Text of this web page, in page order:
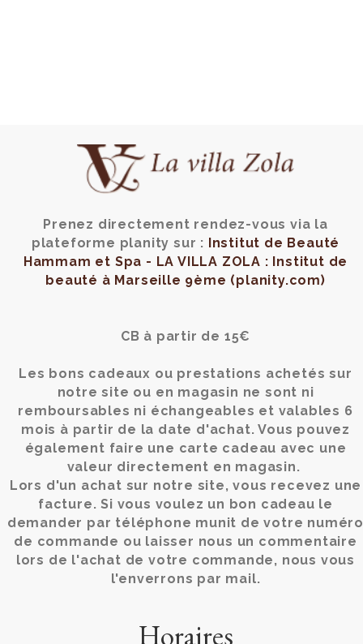
Prenez directement rendez-vous via la
plateforme planity sur :
Institut de Beauté
Hammam et Spa - LA VILLA ZOLA : Institut de
beauté à Marseille 9ème (planity.com)
CB à partir de 15€
Les bons cadeaux ou prestations achetés sur
notre site ou en magasin ne sont ni
remboursables ni échangeables et valables 6
mois à partir de la date d'achat. Vous pouvez
également faire une carte cadeau avec une
valeur directement en magasin.
Lors d'un achat sur notre site, vous recevez une
facture. Si vous voulez un bon cadeau le
demander par téléphone munit de votre
de commande ou laisser nous un commentaire
lors de l'achat de votre commande, nous vous
l'enverrons par mail.
Horaires